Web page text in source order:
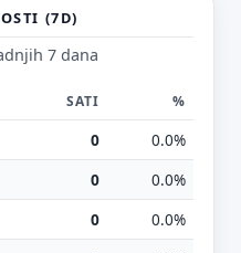
(7D)
7 dana
SATI %
0
0.0%
0
0.0%
0
0.0%